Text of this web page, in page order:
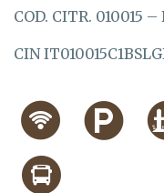
COD. CITR. 010015
CIN